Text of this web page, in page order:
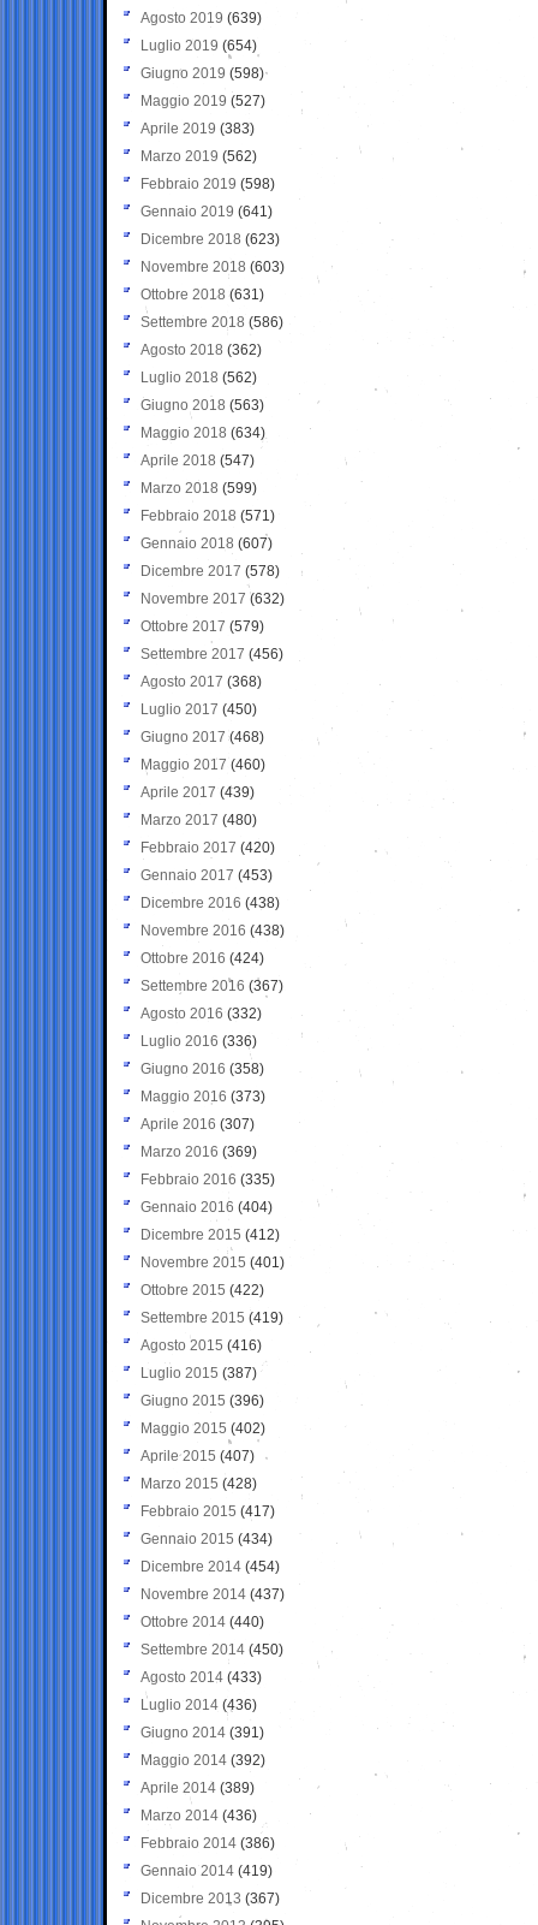
Agosto 2019 (639)
Luglio 2019 (654)
Giugno 2019 (598)
Maggio 2019 (527)
Aprile 2019 (383)
Marzo 2019 (562)
Febbraio 2019 (598)
Gennaio 2019 (641)
Dicembre 2018 (623)
Novembre 2018 (603)
Ottobre 2018 (631)
Settembre 2018 (586)
Agosto 2018 (362)
Luglio 2018 (562)
Giugno 2018 (563)
Maggio 2018 (634)
Aprile 2018 (547)
Marzo 2018 (599)
Febbraio 2018 (571)
Gennaio 2018 (607)
Dicembre 2017 (578)
Novembre 2017 (632)
Ottobre 2017 (579)
Settembre 2017 (456)
Agosto 2017 (368)
Luglio 2017 (450)
Giugno 2017 (468)
Maggio 2017 (460)
Aprile 2017 (439)
Marzo 2017 (480)
Febbraio 2017 (420)
Gennaio 2017 (453)
Dicembre 2016 (438)
Novembre 2016 (438)
Ottobre 2016 (424)
Settembre 2016 (367)
Agosto 2016 (332)
Luglio 2016 (336)
Giugno 2016 (358)
Maggio 2016 (373)
Aprile 2016 (307)
Marzo 2016 (369)
Febbraio 2016 (335)
Gennaio 2016 (404)
Dicembre 2015 (412)
Novembre 2015 (401)
Ottobre 2015 (422)
Settembre 2015 (419)
Agosto 2015 (416)
Luglio 2015 (387)
Giugno 2015 (396)
Maggio 2015 (402)
Aprile 2015 (407)
Marzo 2015 (428)
Febbraio 2015 (417)
Gennaio 2015 (434)
Dicembre 2014 (454)
Novembre 2014 (437)
Ottobre 2014 (440)
Settembre 2014 (450)
Agosto 2014 (433)
Luglio 2014 (436)
Giugno 2014 (391)
Maggio 2014 (392)
Aprile 2014 (389)
Marzo 2014 (436)
Febbraio 2014 (386)
Gennaio 2014 (419)
Dicembre 2013 (367)